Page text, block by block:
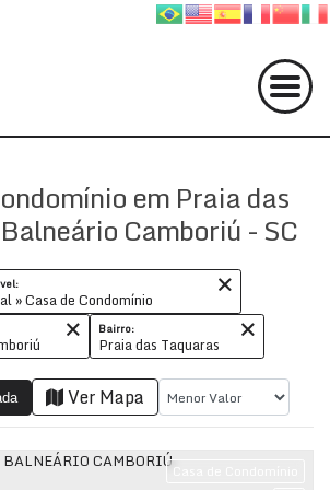
em Praia das
Camboriú - SC
» Casa de Condomínio
Bairro:
Praia das Taquaras
Ver Mapa